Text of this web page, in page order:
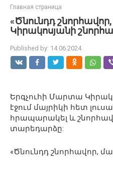
Главная страница
«Ծնունդդ
Կիրակոսյանի
Published by: 14.06.2024
Երգչուհի Մարտա
էջում մայրիկի հետ
հրապարակել և
տարեդարձը:
«Ծնունդդ շնորհավոր,